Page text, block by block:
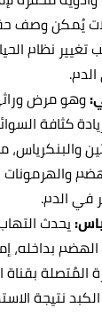
يُمكن وصف
تغيير نظام
وهو مرض
كثافة
في الدم.
يحدث
الهضم
المُتصلة
نتيجة